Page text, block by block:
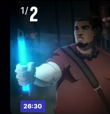
1/2
26:30